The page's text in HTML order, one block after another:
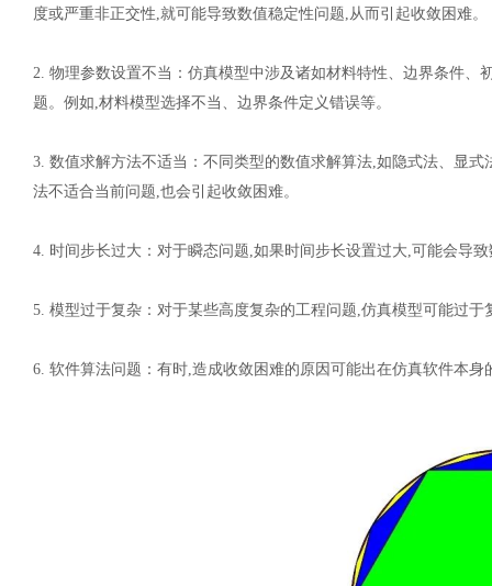
度或严重非正交性,就可能导致数值稳定性问题,从而引起收敛困难。
2. 物理参数设置不当 ： 仿真模型中涉及诸如材料特性、边界条件、
题。例如,材料模型选择不当、边界条件定义错误等。
3. 数值求解方法不适当 ： 不同类型的数值求解算法,如隐式法、显式
法不适合当前问题,也会引起收敛困难。
4. 时间步长过大 ： 对于瞬态问题,如果时间步长设置过大,可能会导
5. 模型过于复杂 ： 对于某些高度复杂的工程问题,仿真模型可能过于
6. 软件算法问题 ： 有时,造成收敛困难的原因可能出在仿真软件本